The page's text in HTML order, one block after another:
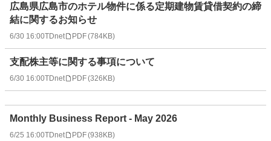
広島県広島市のホテル物件に係る定期建物賃貸借契約の締
結に関するお知らせ
6/30 16:00TDnet PDF(784KB)
支配株主等に関する事項について
6/30 16:00TDnet PDF(326KB)
Monthly Business Report - May 2026
6/25 16:00TDnet PDF(938KB)